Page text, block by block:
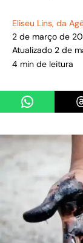
Eliseu Lins, da
2 de março de
Atualizado 2 de
4 min de leitura
Share on